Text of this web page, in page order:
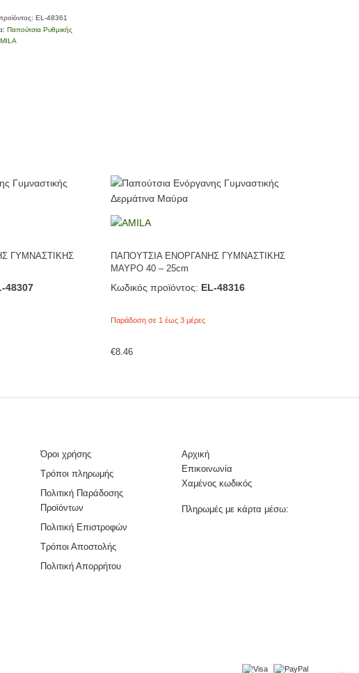
EL-48361
Παπούτσια Ρυθμικής
ΓΥΜΝΑΣΤΙΚΗΣ
48307
ΠΑΠΟΥΤΣΙΑ ΕΝΟΡΓΑΝΗΣ ΓΥΜΝΑΣΤΙΚΗΣ
ΜΑΥΡΟ 40 – 25cm
Κωδικός προϊόντος: EL-48316
Παράδοση σε 1 έως 3 μέρες
€8.46
Όροι χρήσης
Τρόποι πληρωμής
Πολιτική Παράδοσης
Προϊόντων
Πολιτική Επιστροφών
Τρόποι Αποστολής
Πολιτική Απορρήτου
Αρχική
Επικοινωνία
Χαμένος κωδικός
Πληρωμές με κάρτα μέσω: